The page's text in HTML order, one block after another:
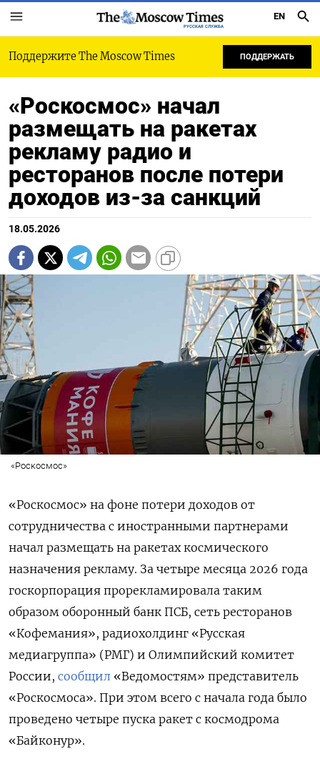
РУССКАЯ СЛУЖБА
EN
Поддержите The Moscow Times ПОДДЕРЖАТЬ
«Роскосмос» начал
размещать на ракетах
рекламу радио и
ресторанов после потери
доходов из-за санкций
18.05.2026
«Роскосмос»
«Роскосмос» на фоне потери доходов от
сотрудничества с иностранными партнерами
начал размещать на ракетах космического
назначения рекламу. За четыре месяца 2026 года
госкорпорация прорекламировала таким
образом оборонный банк ПСБ, сеть ресторанов
«Кофемания», радиохолдинг «Русская
медиагруппа» (РМГ) и Олимпийский комитет
России, сообщил «Ведомостям» представитель
«Роскосмоса». При этом всего с начала года было
проведено четыре пуска ракет с космодрома
«Байконур».